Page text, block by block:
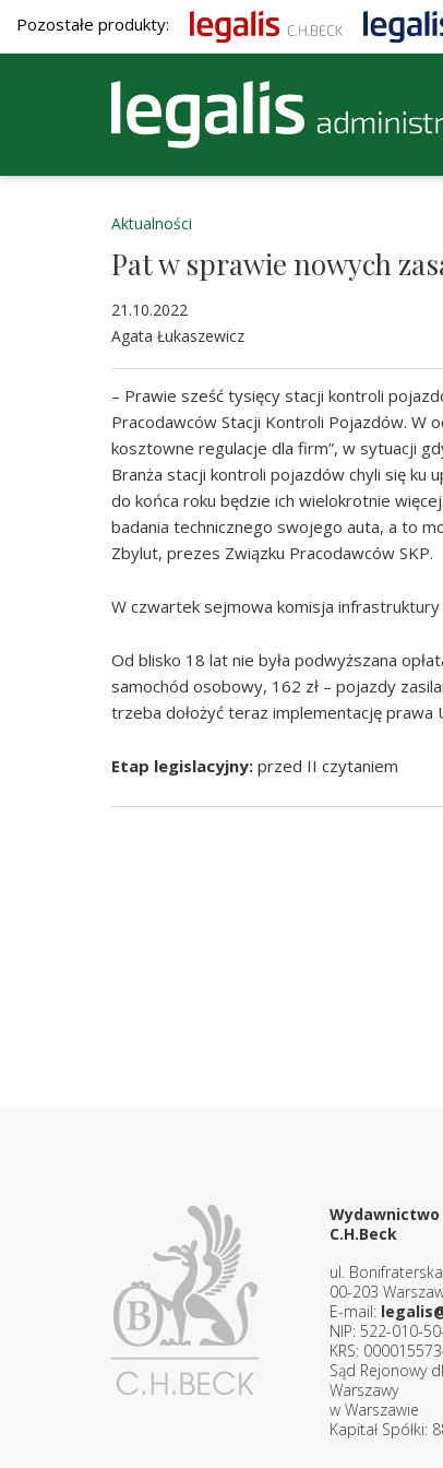
Pozostałe produkty:
Aktualności
Pat w sprawie nowych
21.10.2022
Agata Łukaszewicz
– Prawie sześć tysięcy stacji kontroli
Pracodawców Stacji Kontroli Pojazdów. W
kosztowne regulacje dla firm”, w sytuacji
Branża stacji kontroli pojazdów chyli się ku
do końca roku będzie ich wielokrotnie
badania technicznego swojego auta, a to
Zbylut, prezes Związku Pracodawców SKP.
W czwartek sejmowa komisja
Od blisko 18 lat nie była podwyższana
samochód osobowy, 162 zł – pojazdy
trzeba dołożyć teraz implementację prawa
Etap legislacyjny: przed II czytaniem
Wydawnictwo
C.H.Beck
ul.
00-203
E-mail:
NIP: 522-010-
KRS:
Sąd Rejonowy
Warszawy
w Warszawie
Kapitał Spółki: